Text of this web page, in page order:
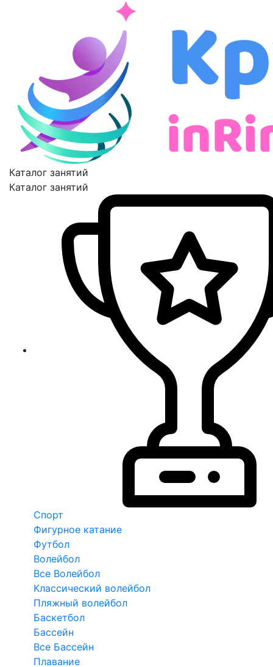
Каталог занятий
Каталог занятий
Спорт
Фигурное катание
Футбол
Волейбол
Все Волейбол
Классический волейбол
Пляжный волейбол
Баскетбол
Бассейн
Все Бассейн
Плавание